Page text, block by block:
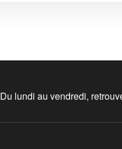
Du lundi au vendredi,